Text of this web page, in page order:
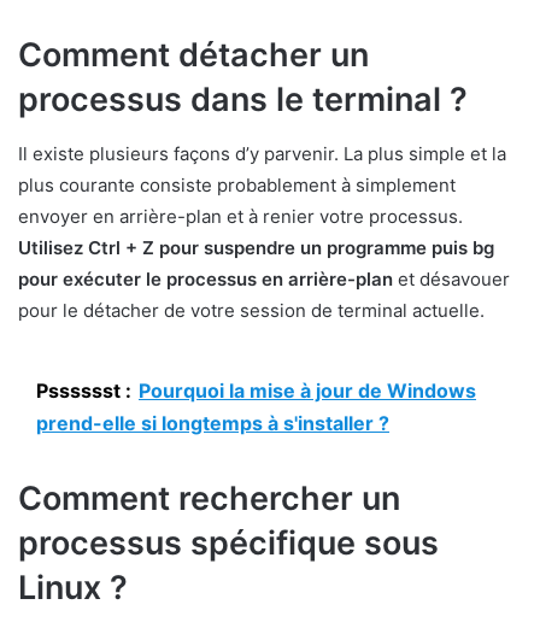
Comment détacher un
processus dans le terminal ?
Il existe plusieurs façons d’y parvenir. La plus simple et la
plus courante consiste probablement à simplement
envoyer en arrière-plan et à renier votre processus.
Utilisez Ctrl + Z pour suspendre un programme puis bg
pour exécuter le processus en arrière-plan et désavouer
pour le détacher de votre session de terminal actuelle.
Psssssst : Pourquoi la mise à jour de Windows
prend-elle si longtemps à s'installer ?
Comment rechercher un
processus spécifique sous
Linux ?